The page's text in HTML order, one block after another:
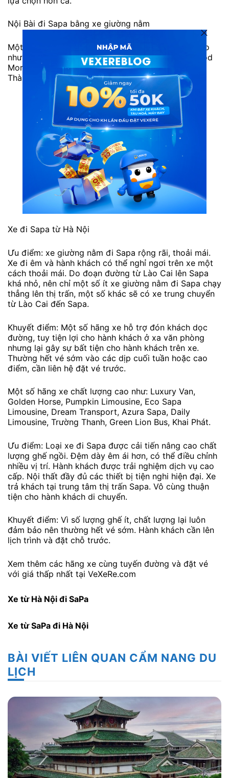
Nội Bài đi Sapa bằng xe giường nằm
Một số hãng xe giường nằm đi Sapa chất lượng cao
như: Sao Việt, Sapa Shuttle Bus, Sapa Express, Good
Morning Sapa, Green Bus, Phúc An, Ngân Hà, Hưng
Thành, Việt Anh, Thế Anh.
Xe đi Sapa từ Hà Nội
Ưu điểm: xe giường nằm đi Sapa rộng rãi, thoải mái.
Xe đi êm và hành khách có thể nghỉ ngơi trên xe một
cách thoải mái. Do đoạn đường từ Lào Cai lên Sapa
khá nhỏ, nên chỉ một số ít xe giường nằm đi Sapa chạy
thẳng lên thị trấn, một số khác sẽ có xe trung chuyển
từ Lào Cai đến Sapa.
Khuyết điểm: Một số hãng xe hỗ trợ đón khách dọc
đường, tuy tiện lợi cho hành khách ở xa văn phòng
nhưng lại gây sự bất tiện cho hành khách trên xe.
Thường hết vé sớm vào các dịp cuối tuần hoặc cao
điểm, cần liên hệ đặt vé trước.
Một số hãng xe chất lượng cao như: Luxury Van,
Golden Horse, Pumpkin Limousine, Eco Sapa
Limousine, Dream Transport, Azura Sapa, Daily
Limousine, Trường Thanh, Green Lion Bus, Khai Phát.
Ưu điểm: Loại xe đi Sapa được cải tiến nâng cao chất
lượng ghế ngồi. Đệm dày êm ái hơn, có thể điều chỉnh
nhiều vị trí. Hành khách được trải nghiệm dịch vụ cao
cấp. Nội thất đầy đủ các thiết bị tiện nghi hiện đại. Xe
trả khách tại trung tâm thị trấn Sapa. Vô cùng thuận
tiện cho hành khách di chuyển.
Khuyết điểm: Vì số lượng ghế ít, chất lượng lại luôn
đảm bảo nên thường hết vé sớm. Hành khách cần lên
lịch trình và đặt chỗ trước.
Xem thêm các hãng xe cùng tuyến đường và đặt vé
với giá thấp nhất tại VeXeRe.com
Xe từ Hà Nội đi SaPa
Xe từ SaPa đi Hà Nội
BÀI VIẾT LIÊN QUAN CẨM NANG DU
LỊCH